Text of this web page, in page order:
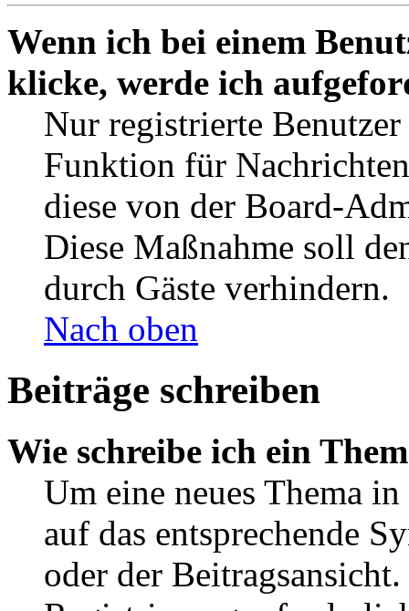
Wenn ich bei einem
klicke, werde ich
Nur registrierte
Funktion für
diese von der Board-
Diese Maßnahme soll
durch Gäste verhindern.
Nach oben
Beiträge schreiben
Wie schreibe ich ein
Um eine neues Thema
auf das entsprechende
oder der